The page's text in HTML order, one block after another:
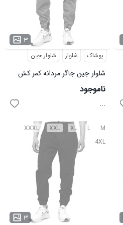
۳
پوشاک شلوار شلوار جین
شلوار جین جاگر مردانه کمر کش
مدل 47119
ناموجود
...
M
L
XL
XXL
XXXL
4XL
۳